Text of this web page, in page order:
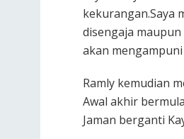
kekurangan.Saya
disengaja maupun
akan
Ramly kemudian
Awal akhir
Jaman berganti